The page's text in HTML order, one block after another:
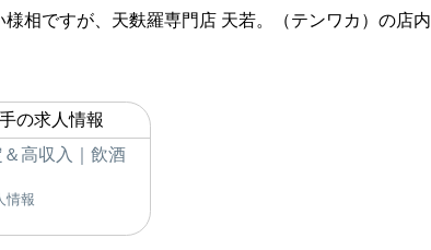
相ですが、天麩羅専門店 天若。（テンワカ）の店内
＆高収入｜飲酒
情報